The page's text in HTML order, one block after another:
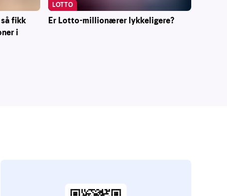
fikk
i
Er Lotto-millionærer lykkeligere?
LOTTO